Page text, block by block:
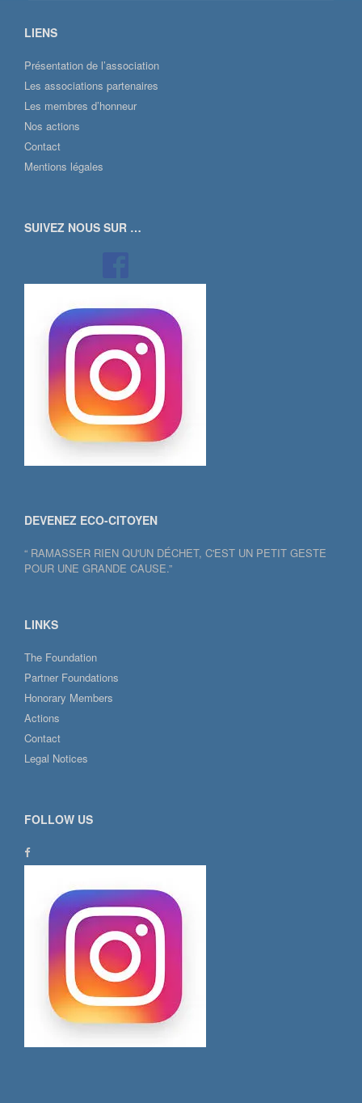
LIENS
Présentation de l’association
Les associations partenaires
Les membres d’honneur
Nos actions
Contact
Mentions légales
SUIVEZ NOUS SUR …
DEVENEZ ECO-CITOYEN
“ RAMASSER RIEN QU'UN DÉCHET, C'EST UN PETIT GESTE
POUR UNE GRANDE CAUSE.”
LINKS
The Foundation
Partner Foundations
Honorary Members
Actions
Contact
Legal Notices
FOLLOW US